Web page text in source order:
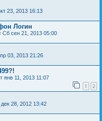
23, 2013 16:13
Логин
Сб сен 21, 2013 05:00
03, 2013 21:26
янв 11, 2013 11:07
1 2
28, 2012 13:42